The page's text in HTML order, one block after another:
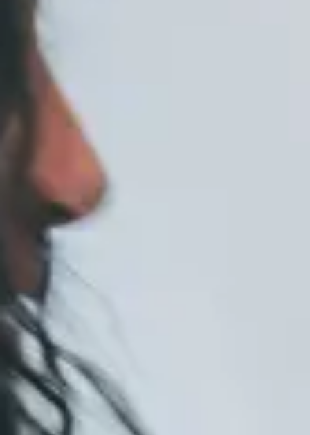
Ordlista Digital
Marknadsföring
Skrevs den 20 januari 2021
3 min
Här kommer en ordlista där vi
förklarar några av de
vanligaste begreppen och
förkortningarna som är bra
att ha koll på inom digital
marknadsföring.
Det används mängder av förkortningar och
begrepp inom digital marknadsföring och det är
inte alltid helt enkelt att förstå innebörden av